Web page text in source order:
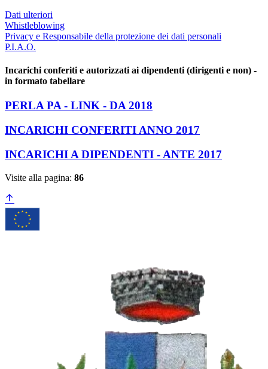
Dati ulteriori
Whistleblowing
Privacy e Responsabile della protezione dei dati personali
P.I.A.O.
Incarichi conferiti e autorizzati ai dipendenti (dirigenti e non) -
in formato tabellare
PERLA PA - LINK - DA 2018
INCARICHI CONFERITI ANNO 2017
INCARICHI A DIPENDENTI - ANTE 2017
Visite alla pagina: 86